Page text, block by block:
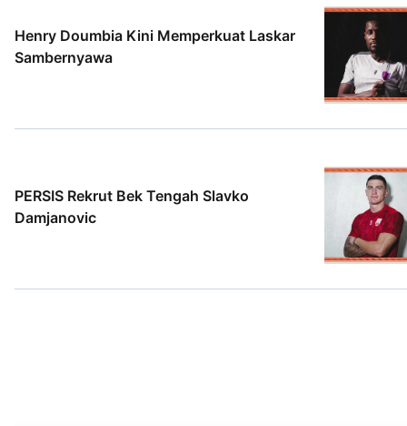
Henry Doumbia Kini Memperkuat Laskar
Sambernyawa
PERSIS Rekrut Bek Tengah Slavko
Damjanovic